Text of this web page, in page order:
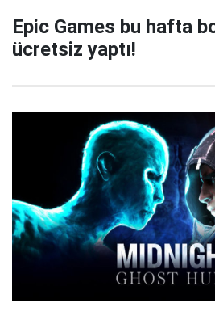
Epic Games bu hafta
ücretsiz yaptı!